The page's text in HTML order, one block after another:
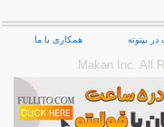
در بیتوته همکاری با ما
Makan Inc.‎ All